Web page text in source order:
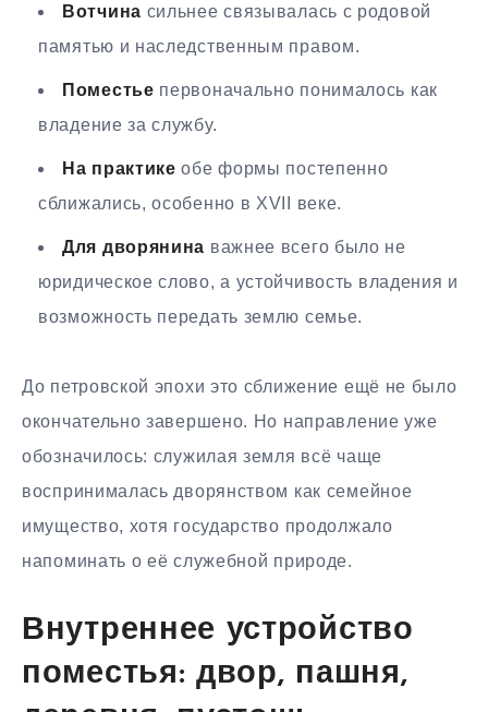
Вотчина сильнее связывалась с родовой
памятью и наследственным правом.
Поместье первоначально понималось как
владение за службу.
На практике обе формы постепенно
сближались, особенно в XVII веке.
Для дворянина важнее всего было не
юридическое слово, а устойчивость владения и
возможность передать землю семье.
До петровской эпохи это сближение ещё не было
окончательно завершено. Но направление уже
обозначилось: служилая земля всё чаще
воспринималась дворянством как семейное
имущество, хотя государство продолжало
напоминать о её служебной природе.
Внутреннее устройство
поместья: двор, пашня,